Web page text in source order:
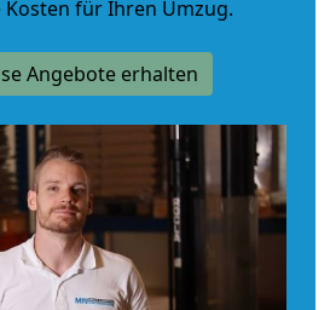
für Ihren Umzug.
Angebote erhalten